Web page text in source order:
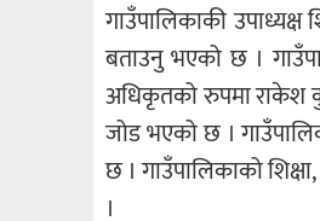
गाउँपालिकाकी
बताउनु भएको छ ।
अधिकृतको रुपमा राकेश
जोड भएको छ ।
छ । गाउँपालिकाको
।